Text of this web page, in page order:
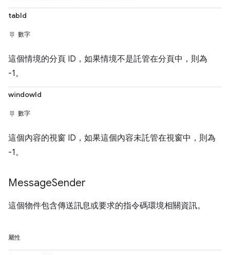
tabId
數字
這個情境的分頁 ID，如果情境不是託管在分頁中，則為
-1。
windowId
數字
這個內容的視窗 ID，如果這個內容未託管在視窗中，則為
-1。
MessageSender
這個物件包含傳送訊息或要求的指令碼環境相關資訊。
屬性